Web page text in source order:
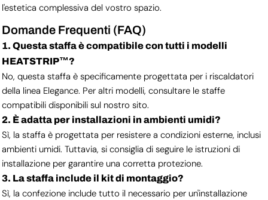
l'estetica complessiva del vostro spazio.
Domande Frequenti (FAQ)
1. Questa staffa è compatibile con tutti i modelli
HEATSTRIP™?
No, questa staffa è specificamente progettata per i riscaldatori
della linea Elegance. Per altri modelli, consultare le staffe
compatibili disponibili sul nostro sito.
2. È adatta per installazioni in ambienti umidi?
Sì, la staffa è progettata per resistere a condizioni esterne, inclusi
ambienti umidi. Tuttavia, si consiglia di seguire le istruzioni di
installazione per garantire una corretta protezione.
3. La staffa include il kit di montaggio?
Sì, la confezione include tutto il necessario per un'installazione